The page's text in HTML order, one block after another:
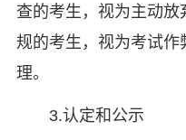
查的考生，视为主动
规的考生，视为考试
理。
3.认定和公示